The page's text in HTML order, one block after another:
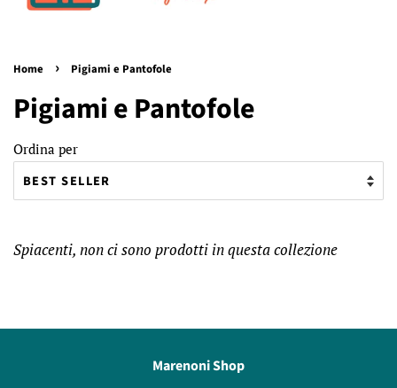
Home › Pigiami e Pantofole
Pigiami e Pantofole
Ordina per
Spiacenti, non ci sono prodotti in questa collezione
Marenoni Shop